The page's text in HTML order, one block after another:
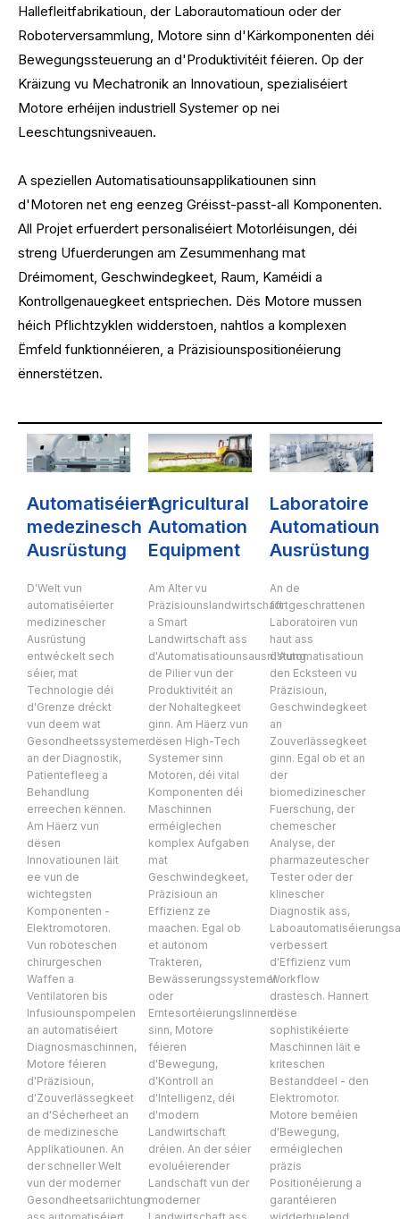
Hallefleitfabrikatioun, der Laborautomatioun oder der
Roboterversammlung, Motore sinn d'Kärkomponenten déi
Bewegungssteuerung an d'Produktivitéit féieren. Op der
Kräizung vu Mechatronik an Innovatioun, spezialiséiert
Motore erhéijen industriell Systemer op nei
Leeschtungsniveauen.
A speziellen Automatisatiounsapplikatiounen sinn
d'Motoren net eng eenzeg Gréisst-passt-all Komponenten.
All Projet erfuerdert personaliséiert Motorléisungen, déi
streng Ufuerderungen am Zesummenhang mat
Dréimoment, Geschwindegkeet, Raum, Kaméidi a
Kontrollgenauegkeet entspriechen. Dës Motore mussen
héich Pflichtzyklen widderstoen, nahtlos a komplexen
Ëmfeld funktionnéieren, a Präzisiounspositionéierung
ënnerstëtzen.
Automatiséiert
medezinesch
Ausrüstung
D'Welt vun
automatiséierter
medizinescher
Ausrüstung
entwéckelt sech
séier, mat
Technologie déi
d'Grenze dréckt
vun deem wat
Gesondheetssystemer
an der Diagnostik,
Patientefleeg a
Behandlung
erreechen kënnen.
Am Häerz vun
dësen
Innovatiounen läit
ee vun de
wichtegsten
Komponenten -
Elektromotoren.
Vun roboteschen
chirurgeschen
Waffen a
Ventilatoren bis
Infusiounspompelen
an automatiséiert
Diagnosmaschinnen,
Motore féieren
d'Präzisioun,
d'Zouverlässegkeet
an d'Sécherheet an
de medizinesche
Applikatiounen. An
der schneller Welt
vun der moderner
Gesondheetsariichtung
Agricultural
Automation
Equipment
Am Alter vu
Präzisiounslandwirtschaft
a Smart
Landwirtschaft ass
d'Automatisatiounsausrüstung
de Pilier vun der
Produktivitéit an
der Nohaltegkeet
ginn. Am Häerz vun
dësen High-Tech
Systemer sinn
Motoren, déi vital
Komponenten déi
Maschinnen
erméiglechen
komplex Aufgaben
mat
Geschwindegkeet,
Präzisioun an
Effizienz ze
maachen. Egal ob
et autonom
Trakteren,
Bewässerungssystemer
oder
Erntesortéierungslinnen
sinn, Motore
féieren
d'Bewegung,
d'Kontroll an
d'Intelligenz, déi
d'modern
Landwirtschaft
dréien. An der séier
evoluéierender
Landschaft vun der
moderner
Laboratoire
Automatioun
Ausrüstung
An de
fortgeschrattenen
Laboratoiren vun
haut ass
d'Automatisatioun
den Ecksteen vu
Präzisioun,
Geschwindegkeet
an
Zouverlässegkeet
ginn. Egal ob et an
der
biomedizinescher
Fuerschung, der
chemescher
Analyse, der
pharmazeutescher
Tester oder der
klinescher
Diagnostik ass,
verbessert
d'Effizienz vum
Workflow
drastesch. Hannert
dëse
sophistikéierte
Maschinnen läit e
kriteschen
Bestanddeel - den
Elektromotor.
Motore beméien
d'Bewegung,
erméiglechen
präzis
Positionéierung a
garantéieren